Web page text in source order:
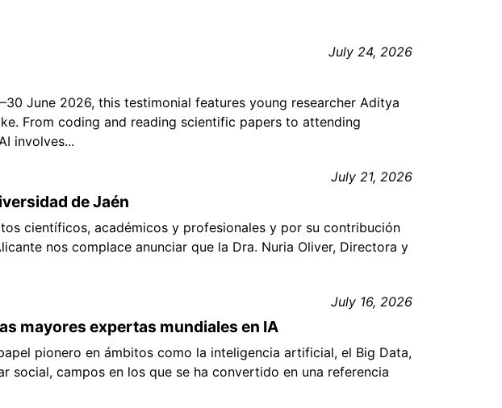
July 24, 2026
June 2026, this testimonial features young researcher Aditya
From coding and reading scientific papers to attending
involves...
July 21, 2026
de Jaén
científicos, académicos y profesionales y por su contribución
nos complace anunciar que la Dra. Nuria Oliver, Directora y
July 16, 2026
mayores expertas mundiales en IA
pionero en ámbitos como la inteligencia artificial, el Big Data,
social, campos en los que se ha convertido en una referencia